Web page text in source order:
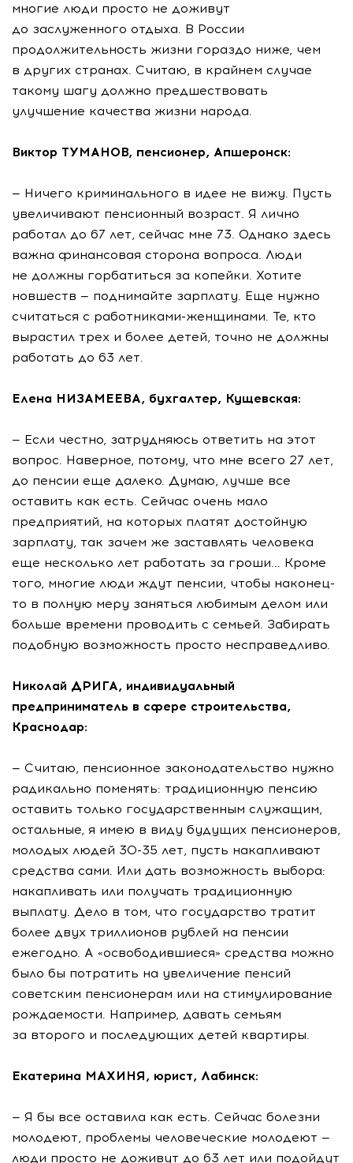
многие люди просто не доживут
до заслуженного отдыха. В России
продолжительность жизни гораздо ниже, чем
в других странах. Считаю, в крайнем случае
такому шагу должно предшествовать
улучшение качества жизни народа.
Виктор ТУМАНОВ, пенсионер, Апшеронск:
— Ничего криминального в идее не вижу. Пусть
увеличивают пенсионный возраст. Я лично
работал до 67 лет, сейчас мне 73. Однако здесь
важна финансовая сторона вопроса. Люди
не должны горбатиться за копейки. Хотите
новшеств — поднимайте зарплату. Еще нужно
считаться с работниками-женщинами. Те, кто
вырастил трех и более детей, точно не должны
работать до 63 лет.
Елена НИЗАМЕЕВА, бухгалтер, Кущевская:
— Если честно, затрудняюсь ответить на этот
вопрос. Наверное, потому, что мне всего 27 лет,
до пенсии еще далеко. Думаю, лучше все
оставить как есть. Сейчас очень мало
предприятий, на которых платят достойную
зарплату, так зачем же заставлять человека
еще несколько лет работать за гроши... Кроме
того, многие люди ждут пенсии, чтобы наконец-
то в полную меру заняться любимым делом или
больше времени проводить с семьей. Забирать
подобную возможность просто несправедливо.
Николай ДРИГА, индивидуальный
предприниматель в сфере строительства,
Краснодар:
— Считаю, пенсионное законодательство нужно
радикально поменять: традиционную пенсию
оставить только государственным служащим,
остальные, я имею в виду будущих пенсионеров,
молодых людей 30-35 лет, пусть накапливают
средства сами. Или дать возможность выбора:
накапливать или получать традиционную
выплату. Дело в том, что государство тратит
более двух триллионов рублей на пенсии
ежегодно. А «освободившиеся» средства можно
было бы потратить на увеличение пенсий
советским пенсионерам или на стимулирование
рождаемости. Например, давать семьям
за второго и последующих детей квартиры.
Екатерина МАХИНЯ, юрист, Лабинск:
— Я бы все оставила как есть. Сейчас болезни
молодеют, проблемы человеческие молодеют —
люди просто не доживут до 63 лет или подойдут